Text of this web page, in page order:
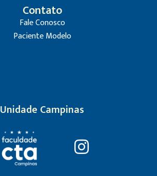
Contato
Fale Conosco
Paciente Modelo
Unidade Campinas